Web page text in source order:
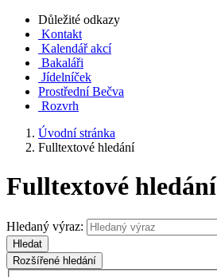
Důležité odkazy
Kontakt
Kalendář akcí
Bakaláři
Jídelníček
Prostřední Bečva
Rozvrh
Úvodní stránka
Fulltextové hledání
Fulltextové hledání
Hledaný výraz:
Hledat
Rozšířené hledání